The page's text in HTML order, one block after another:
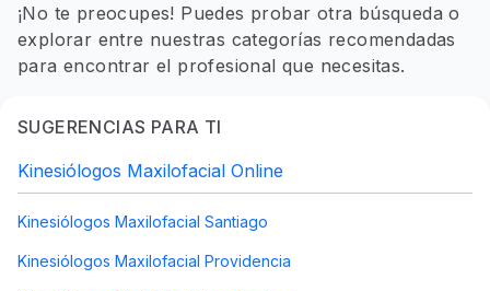
¡No te preocupes! Puedes probar otra búsqueda o
explorar entre nuestras categorías recomendadas
para encontrar el profesional que necesitas.
SUGERENCIAS PARA TI
Kinesiólogos Maxilofacial Online
Kinesiólogos Maxilofacial Santiago
Kinesiólogos Maxilofacial Providencia